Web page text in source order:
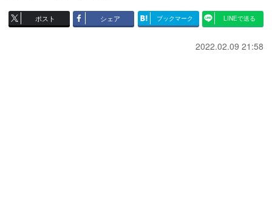
ポスト シェア ブックマーク LINEで送る
2022.02.09 21:58